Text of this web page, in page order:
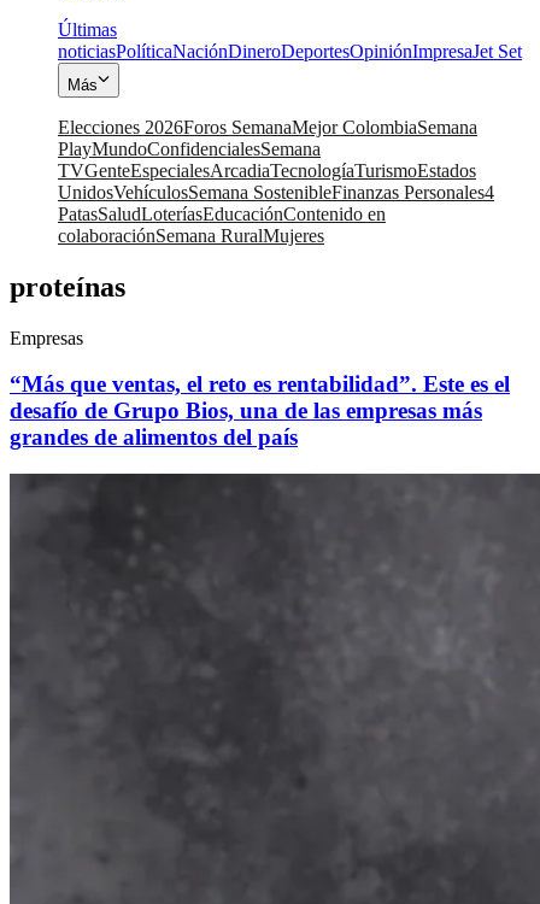
Últimas
noticiasPolíticaNaciónDineroDeportesOpiniónImpresaJet Set
Más
Elecciones 2026Foros SemanaMejor ColombiaSemana
PlayMundoConfidencialesSemana
TVGenteEspecialesArcadiaTecnologíaTurismoEstados
UnidosVehículosSemana SostenibleFinanzas Personales4
PatasSaludLoteríasEducaciónContenido en
colaboraciónSemana RuralMujeres
proteínas
Empresas
“Más que ventas, el reto es rentabilidad”. Este es el
desafío de Grupo Bios, una de las empresas más
grandes de alimentos del país